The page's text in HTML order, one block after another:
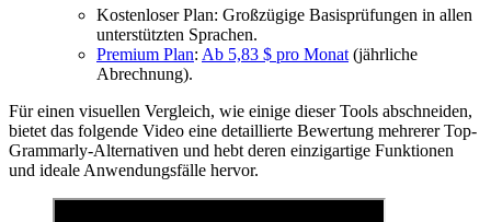
Kostenloser Plan: Großzügige Basisprüfungen in allen
unterstützten Sprachen.
Premium Plan: Ab 5,83 $ pro Monat (jährliche
Abrechnung).
Für einen visuellen Vergleich, wie einige dieser Tools abschneiden,
bietet das folgende Video eine detaillierte Bewertung mehrerer Top-
Grammarly-Alternativen und hebt deren einzigartige Funktionen
und ideale Anwendungsfälle hervor.